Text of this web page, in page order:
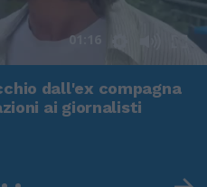
01:16
dall'ex compagna
ai giornalisti